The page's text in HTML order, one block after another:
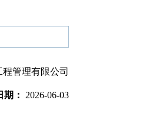
管理有限公司
期： 2026-06-03